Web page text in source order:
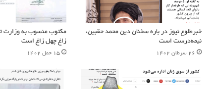
خبرطلوع نیوز در باره سخنان دین محمد حقبین،
نیمه‌درست است
۲۶ سرطان ۱۴۰۲
مکتوب منسوب به وزارت
زاغ چهل زاغ است
۱۵ حمل ۱۴۰۲